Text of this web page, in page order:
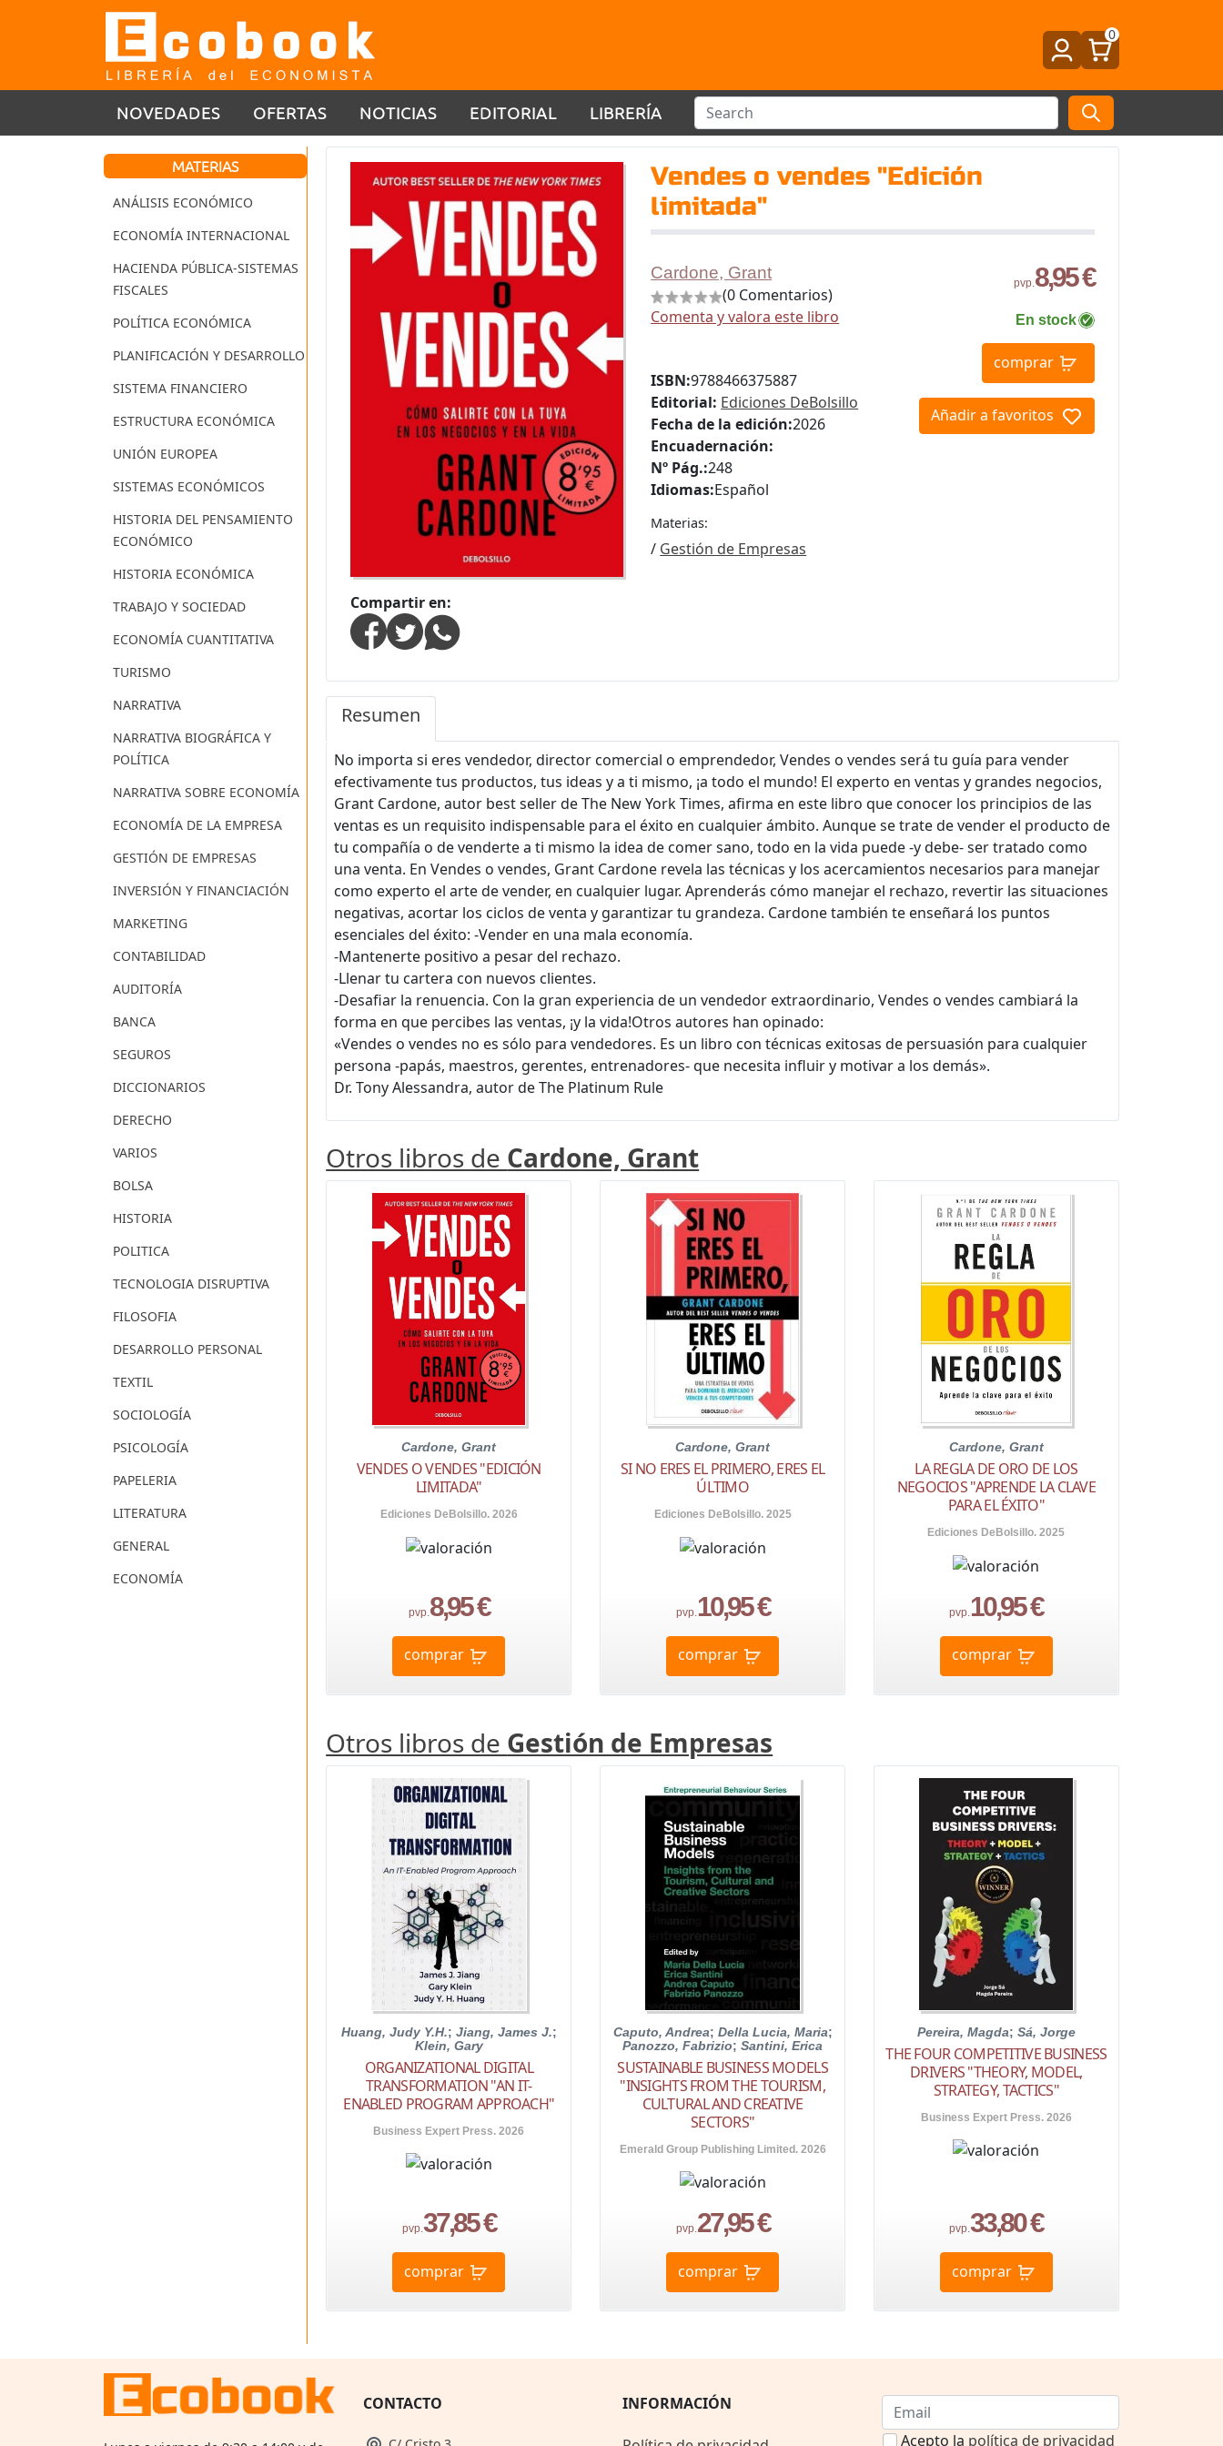
0
NOVEDADES OFERTAS NOTICIAS EDITORIAL LIBRERÍA
MATERIAS
ANÁLISIS ECONÓMICO
ECONOMÍA INTERNACIONAL
HACIENDA PÚBLICA-SISTEMAS
FISCALES
POLÍTICA ECONÓMICA
PLANIFICACIÓN Y DESARROLLO
SISTEMA FINANCIERO
ESTRUCTURA ECONÓMICA
UNIÓN EUROPEA
SISTEMAS ECONÓMICOS
HISTORIA DEL PENSAMIENTO
ECONÓMICO
HISTORIA ECONÓMICA
TRABAJO Y SOCIEDAD
ECONOMÍA CUANTITATIVA
TURISMO
NARRATIVA
NARRATIVA BIOGRÁFICA Y
POLÍTICA
NARRATIVA SOBRE ECONOMÍA
ECONOMÍA DE LA EMPRESA
GESTIÓN DE EMPRESAS
INVERSIÓN Y FINANCIACIÓN
MARKETING
CONTABILIDAD
AUDITORÍA
BANCA
SEGUROS
DICCIONARIOS
DERECHO
VARIOS
BOLSA
HISTORIA
POLITICA
TECNOLOGIA DISRUPTIVA
FILOSOFIA
DESARROLLO PERSONAL
TEXTIL
SOCIOLOGÍA
PSICOLOGÍA
PAPELERIA
LITERATURA
GENERAL
ECONOMÍA
Vendes o vendes "Edición
limitada"
Compartir en:
Cardone, Grant
(0 Comentarios)
Comenta y valora este libro
pvp.8,95 €
En stock
comprar
Añadir a favoritos
ISBN:9788466375887
Editorial: Ediciones DeBolsillo
Fecha de la edición:2026
Encuadernación:
Nº Pág.:248
Idiomas:Español
Materias:
/ Gestión de Empresas
Resumen
No importa si eres vendedor, director comercial o emprendedor, Vendes o vendes será tu guía para vender
efectivamente tus productos, tus ideas y a ti mismo, ¡a todo el mundo! El experto en ventas y grandes negocios,
Grant Cardone, autor best seller de The New York Times, afirma en este libro que conocer los principios de las
ventas es un requisito indispensable para el éxito en cualquier ámbito. Aunque se trate de vender el producto de
tu compañía o de venderte a ti mismo la idea de comer sano, todo en la vida puede -y debe- ser tratado como
una venta. En Vendes o vendes, Grant Cardone revela las técnicas y los acercamientos necesarios para manejar
como experto el arte de vender, en cualquier lugar. Aprenderás cómo manejar el rechazo, revertir las situaciones
negativas, acortar los ciclos de venta y garantizar tu grandeza. Cardone también te enseñará los puntos
esenciales del éxito: -Vender en una mala economía.
-Mantenerte positivo a pesar del rechazo.
-Llenar tu cartera con nuevos clientes.
-Desafiar la renuencia. Con la gran experiencia de un vendedor extraordinario, Vendes o vendes cambiará la
forma en que percibes las ventas, ¡y la vida!Otros autores han opinado:
«Vendes o vendes no es sólo para vendedores. Es un libro con técnicas exitosas de persuasión para cualquier
persona -papás, maestros, gerentes, entrenadores- que necesita influir y motivar a los demás».
Dr. Tony Alessandra, autor de The Platinum Rule
Otros libros de Cardone, Grant
Cardone, Grant
VENDES O VENDES "EDICIÓN
LIMITADA"
Ediciones DeBolsillo. 2026
pvp. 8,95 €
comprar
Cardone, Grant
SI NO ERES EL PRIMERO, ERES EL
ÚLTIMO
Ediciones DeBolsillo. 2025
pvp. 10,95 €
comprar
Cardone, Grant
LA REGLA DE ORO DE LOS
NEGOCIOS "APRENDE LA CLAVE
PARA EL ÉXITO"
Ediciones DeBolsillo. 2025
pvp. 10,95 €
comprar
Otros libros de Gestión de Empresas
Huang, Judy Y.H.; Jiang, James J.;
Klein, Gary
ORGANIZATIONAL DIGITAL
TRANSFORMATION "AN IT-
ENABLED PROGRAM APPROACH"
Business Expert Press. 2026
pvp.37,85 €
comprar
Caputo, Andrea; Della Lucia, Maria;
Panozzo, Fabrizio;Santini, Erica
SUSTAINABLE BUSINESS MODELS
"INSIGHTS FROM THE TOURISM,
CULTURAL AND CREATIVE
SECTORS"
Emerald Group Publishing Limited. 2026
pvp.27,95 €
comprar
Pereira, Magda; Sá, Jorge
THE FOUR COMPETITIVE BUSINESS
DRIVERS "THEORY, MODEL,
STRATEGY, TACTICS"
Business Expert Press. 2026
pvp.33,80 €
comprar
CONTACTO INFORMACIÓN
Acepto la política de privacidad